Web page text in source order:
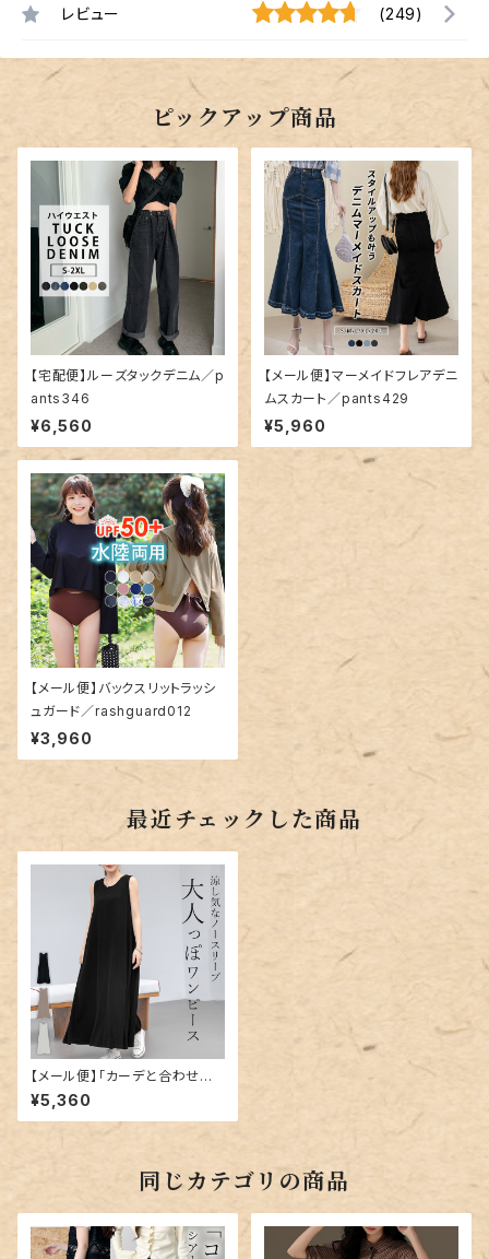
レビュー (249)
ピックアップ商品
【宅配便】ルーズタックデニム／p
ants346
¥6,560
【メール便】マーメイドフレアデニ
ムスカート／pants429
¥5,960
【メール便】バックスリットラッシ
ュガード／rashguard012
¥3,960
最近チェックした商品
【メール便】「カーデと合わせたく
なる」ワンピース フレア ノース
リーブ レディース きれいめ／to
ps2230
¥5,360
同じカテゴリの商品